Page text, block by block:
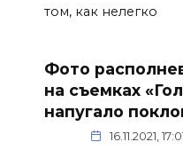
том, как нелегко
Фото
на съемках
напугало
16.11.2021,